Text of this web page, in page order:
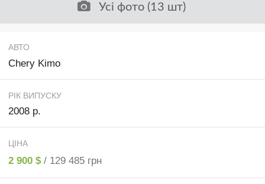
Усі фото (13 шт)
АВТО
Chery Kimo
РІК ВИПУСКУ
2008 р.
ЦІНА
2 900 $ / 129 485 грн